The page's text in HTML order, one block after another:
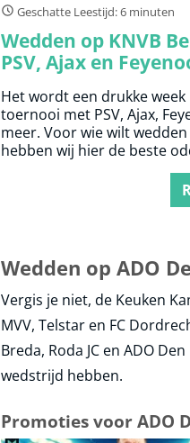
Geschatte Leestijd: 6 minuten
Wedden op KNVB
PSV, Ajax en
Het wordt een drukke week
toernooi met PSV, Ajax,
meer. Voor wie wilt wedden
hebben wij hier de beste
Wedden op ADO
Vergis je niet, de Keuken
MVV, Telstar en FC
Breda, Roda JC en ADO
wedstrijd hebben.
Promoties voor ADO